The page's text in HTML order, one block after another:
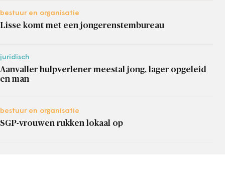
bestuur en organisatie
Lisse komt met een jongerenstembureau
juridisch
Aanvaller hulpverlener meestal jong, lager opgeleid
en man
bestuur en organisatie
SGP-vrouwen rukken lokaal op